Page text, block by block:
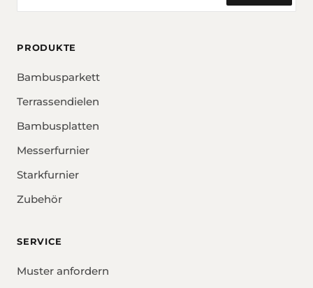
PRODUKTE
Bambusparkett
Terrassendielen
Bambusplatten
Messerfurnier
Starkfurnier
Zubehör
SERVICE
Muster anfordern